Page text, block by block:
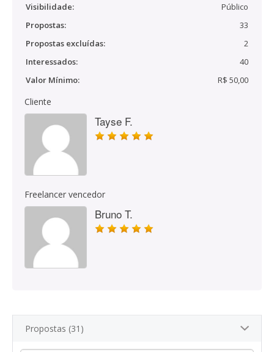
Visibilidade:
Público
Propostas:
33
Propostas excluídas:
2
Interessados:
40
Valor Mínimo:
R$ 50,00
Cliente
Tayse F.
Freelancer vencedor
Bruno T.
Propostas (31)